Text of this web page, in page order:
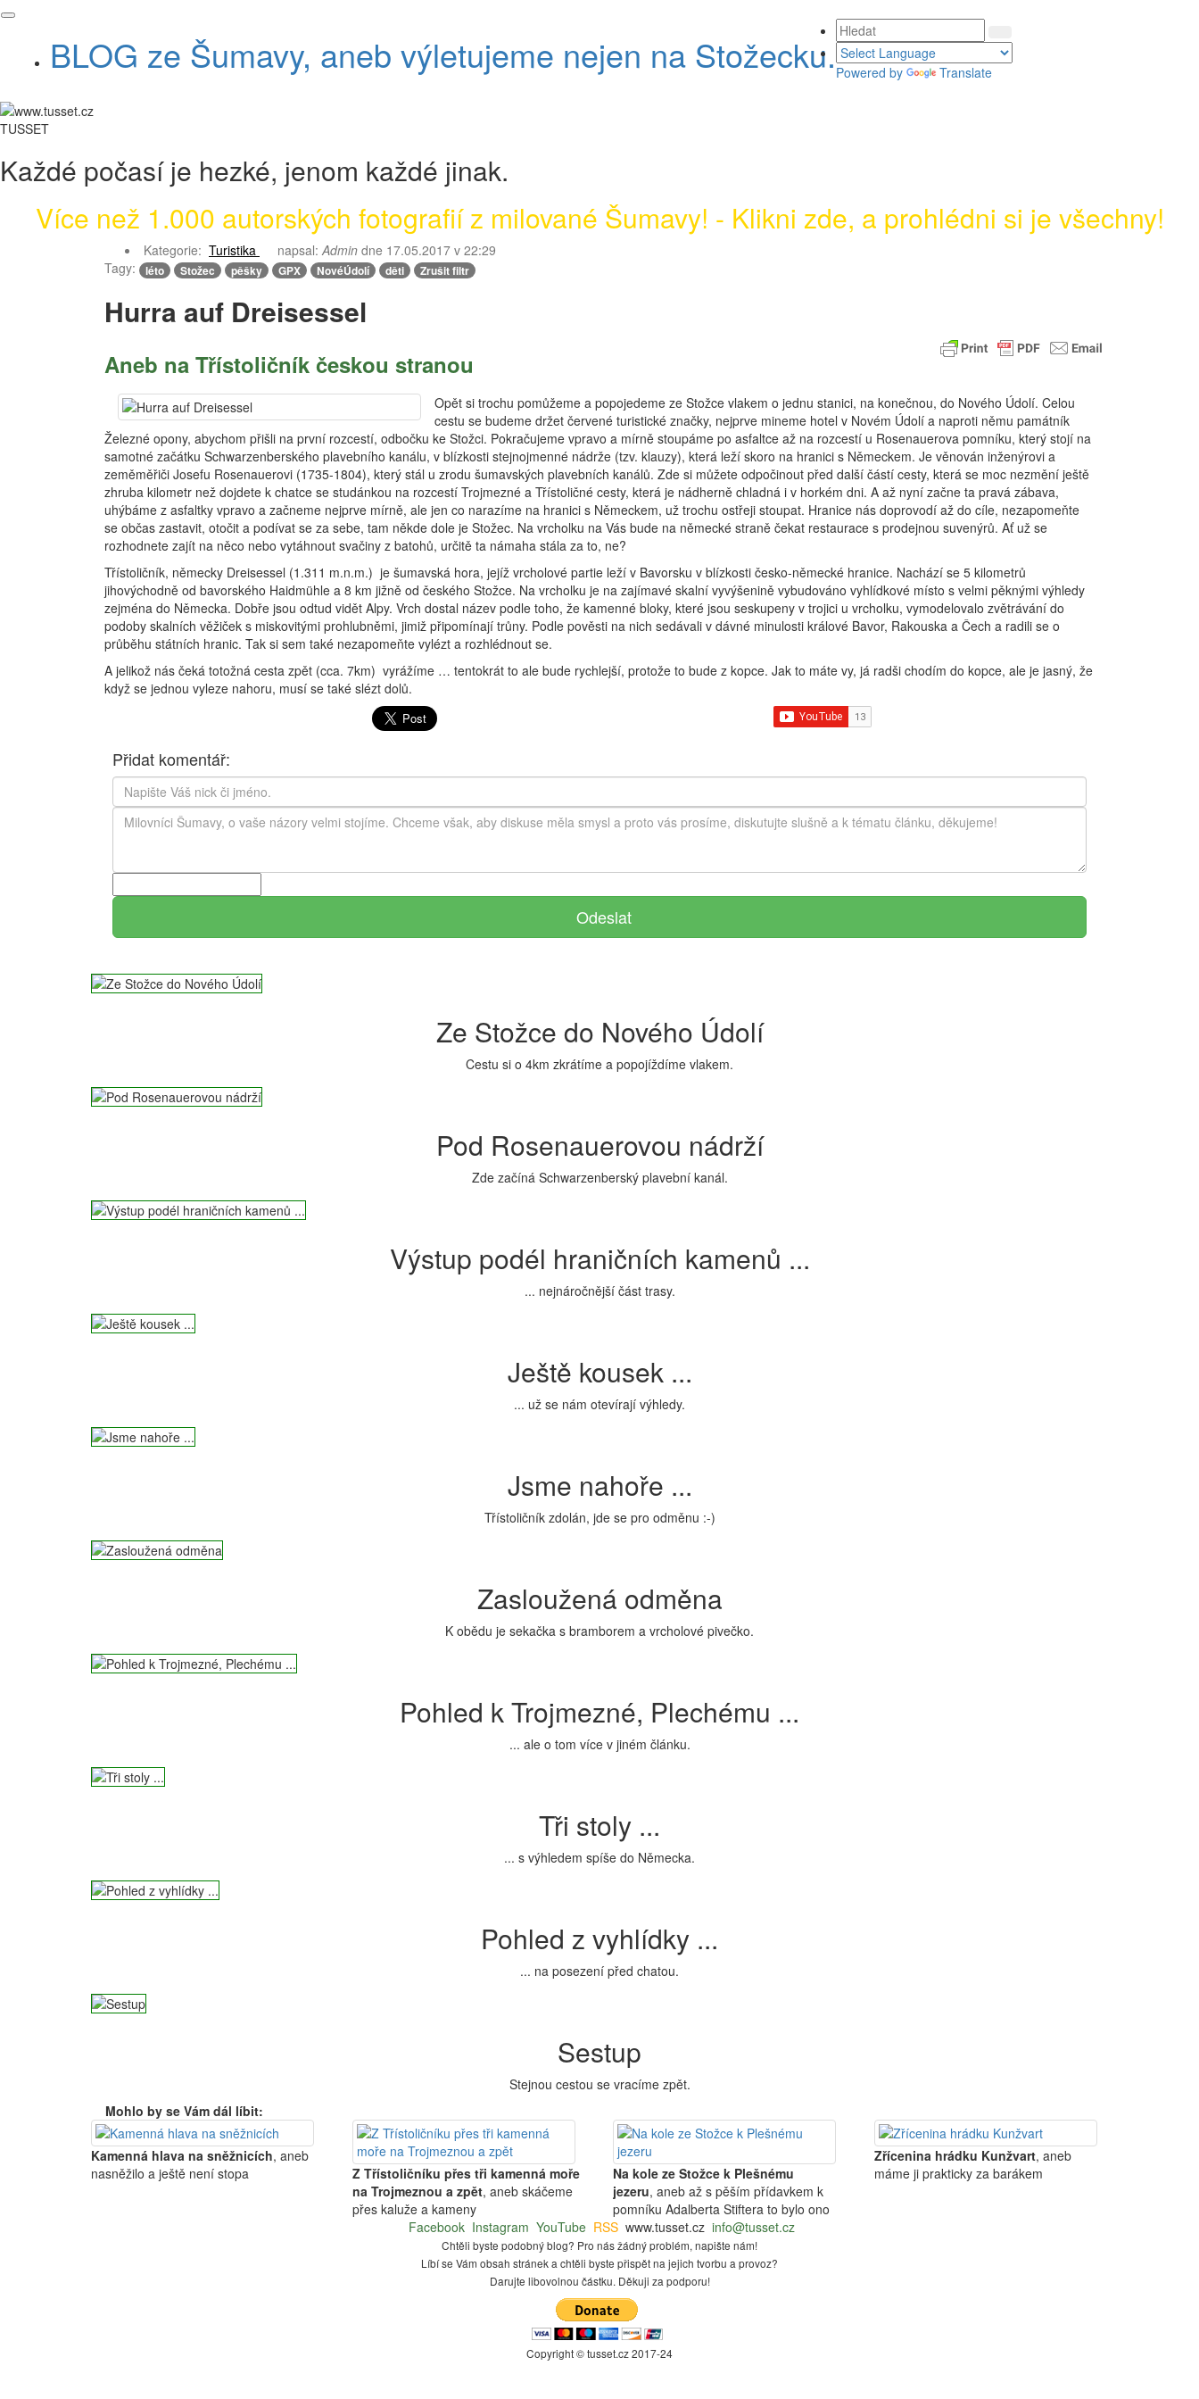
BLOG ze Šumavy, aneb výletujeme nejen na Stožecku. Powered by Translate
TUSSET
Každé počasí je hezké, jenom každé jinak.
Více než 1.000 autorských fotografií z milované Šumavy! - Klikni zde, a prohlédni si je všechny!
Kategorie: Turistika napsal:Admin dne 17.05.2017 v 22:29
Tagy:
léto Stožec pěšky GPX NovéÚdolí děti Zrušit filtr
Hurra auf Dreisessel
Aneb na Třístoličník českou stranou
Opět si trochu pomůžeme a popojedeme ze Stožce vlakem o jednu stanici, na konečnou, do Nového Údolí. Celou
cestu se budeme držet červené turistické značky, nejprve mineme hotel v Novém Údolí a naproti němu památník
Železné opony, abychom přišli na první rozcestí, odbočku ke Stožci. Pokračujeme vpravo a mírně stoupáme po asfaltce až na rozcestí u Rosenauerova pomníku, který stojí na
samotné začátku Schwarzenberského plavebního kanálu, v blízkosti stejnojmenné nádrže (tzv. klauzy), která leží skoro na hranici s Německem. Je věnován inženýrovi a
zeměměřiči Josefu Rosenauerovi (1735-1804), který stál u zrodu šumavských plavebních kanálů. Zde si můžete odpočinout před další částí cesty, která se moc nezmění ještě
zhruba kilometr než dojdete k chatce se studánkou na rozcestí Trojmezné a Třístoličné cesty, která je nádherně chladná i v horkém dni. A až nyní začne ta pravá zábava,
uhýbáme z asfaltky vpravo a začneme nejprve mírně, ale jen co narazíme na hranici s Německem, už trochu ostřeji stoupat. Hranice nás doprovodí až do cíle, nezapomeňte
se občas zastavit, otočit a podívat se za sebe, tam někde dole je Stožec. Na vrcholku na Vás bude na německé straně čekat restaurace s prodejnou suvenýrů. Ať už se
rozhodnete zajít na něco nebo vytáhnout svačiny z batohů, určitě ta námaha stála za to, ne?
Třístoličník, německy Dreisessel (1.311 m.n.m.) je šumavská hora, jejíž vrcholové partie leží v Bavorsku v blízkosti česko-německé hranice. Nachází se 5 kilometrů
jihovýchodně od bavorského Haidmühle a 8 km jižně od českého Stožce. Na vrcholku je na zajímavé skalní vyvýšenině vybudováno vyhlídkové místo s velmi pěknými výhledy
zejména do Německa. Dobře jsou odtud vidět Alpy. Vrch dostal název podle toho, že kamenné bloky, které jsou seskupeny v trojici u vrcholku, vymodelovalo zvětrávání do
podoby skalních věžiček s miskovitými prohlubněmi, jimiž připomínají trůny. Podle pověsti na nich sedávali v dávné minulosti králové Bavor, Rakouska a Čech a radili se o
průběhu státních hranic. Tak si sem také nezapomeňte vylézt a rozhlédnout se.
A jelikož nás čeká totožná cesta zpět (cca. 7km) vyrážíme … tentokrát to ale bude rychlejší, protože to bude z kopce. Jak to máte vy, já radši chodím do kopce, ale je jasný, že
když se jednou vyleze nahoru, musí se také slézt dolů.
Přidat komentář:
Odeslat
Ze Stožce do Nového Údolí
Cestu si o 4km zkrátíme a popojíždíme vlakem.
Pod Rosenauerovou nádrží
Zde začíná Schwarzenberský plavební kanál.
Výstup podél hraničních kamenů ...
... nejnáročnější část trasy.
Ještě kousek ...
... už se nám otevírají výhledy.
Jsme nahoře ...
Třístoličník zdolán, jde se pro odměnu :-)
Zasloužená odměna
K obědu je sekačka s bramborem a vrcholové pivečko.
Pohled k Trojmezné, Plechému ...
... ale o tom více v jiném článku.
Tři stoly ...
... s výhledem spíše do Německa.
Pohled z vyhlídky ...
... na posezení před chatou.
Sestup
Stejnou cestou se vracíme zpět.
Mohlo by se Vám dál líbit:
Kamenná hlava na sněžnicích, aneb
nasněžilo a ještě není stopa
Z Třístoličníku přes tři kamenná moře
na Trojmeznou a zpět, aneb skáčeme
přes kaluže a kameny
Na kole ze Stožce k Plešnému
jezeru, aneb až s pěším přídavkem k
pomníku Adalberta Stiftera to bylo ono
Zřícenina hrádku Kunžvart, aneb
máme ji prakticky za barákem
Facebook Instagram YouTube RSS www.tusset.cz info@tusset.cz
Chtěli byste podobný blog? Pro nás žádný problém, napište nám!
Líbí se Vám obsah stránek a chtěli byste přispět na jejich tvorbu a provoz?
Darujte libovolnou částku. Děkuji za podporu!
Copyright © tusset.cz 2017-24